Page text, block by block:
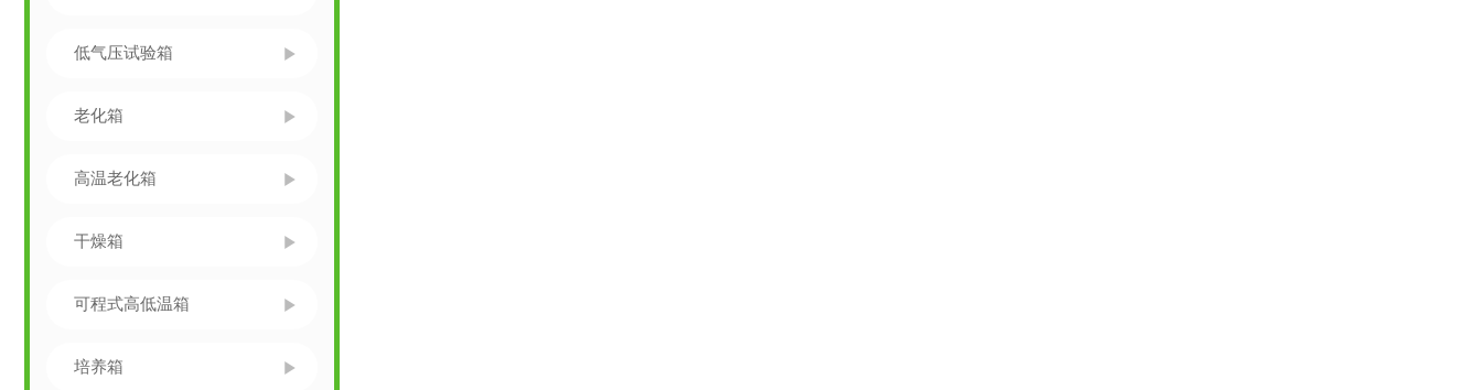
低气压试验箱
老化箱
高温老化箱
干燥箱
可程式高低温箱
培养箱